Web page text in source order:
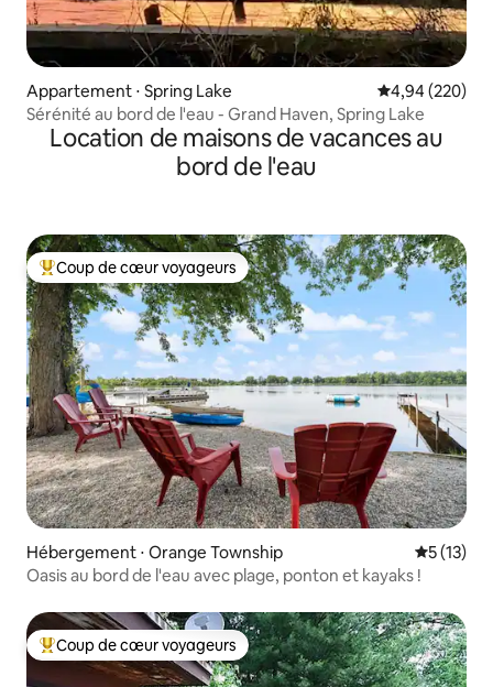
Appartement ⋅ Spring Lake Évaluation
4,94 (220)
Sérénité au bord de l'eau - Grand Haven, Spring Lake
Location de maisons de vacances au
bord de l'eau
Coups de cœur voyageurs les plus appréciés
Coup de cœur voyageurs
Hébergement ⋅ Orange Township
5 (13)
Oasis au bord de l'eau avec plage, ponton et kayaks !
Coups de cœur voyageurs les plus appréciés
Coup de cœur voyageurs